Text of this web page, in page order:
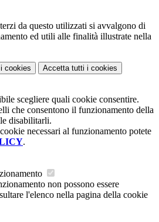
da questo utilizzati si avvalgono di
ed utili alle finalità illustrate nella
i cookies Accetta tutti i cookies
scegliere quali cookie consentire.
che consentono il funzionamento della
disabilitarli.
necessari al funzionamento potete
.
non possono essere
l'elenco nella pagina della cookie